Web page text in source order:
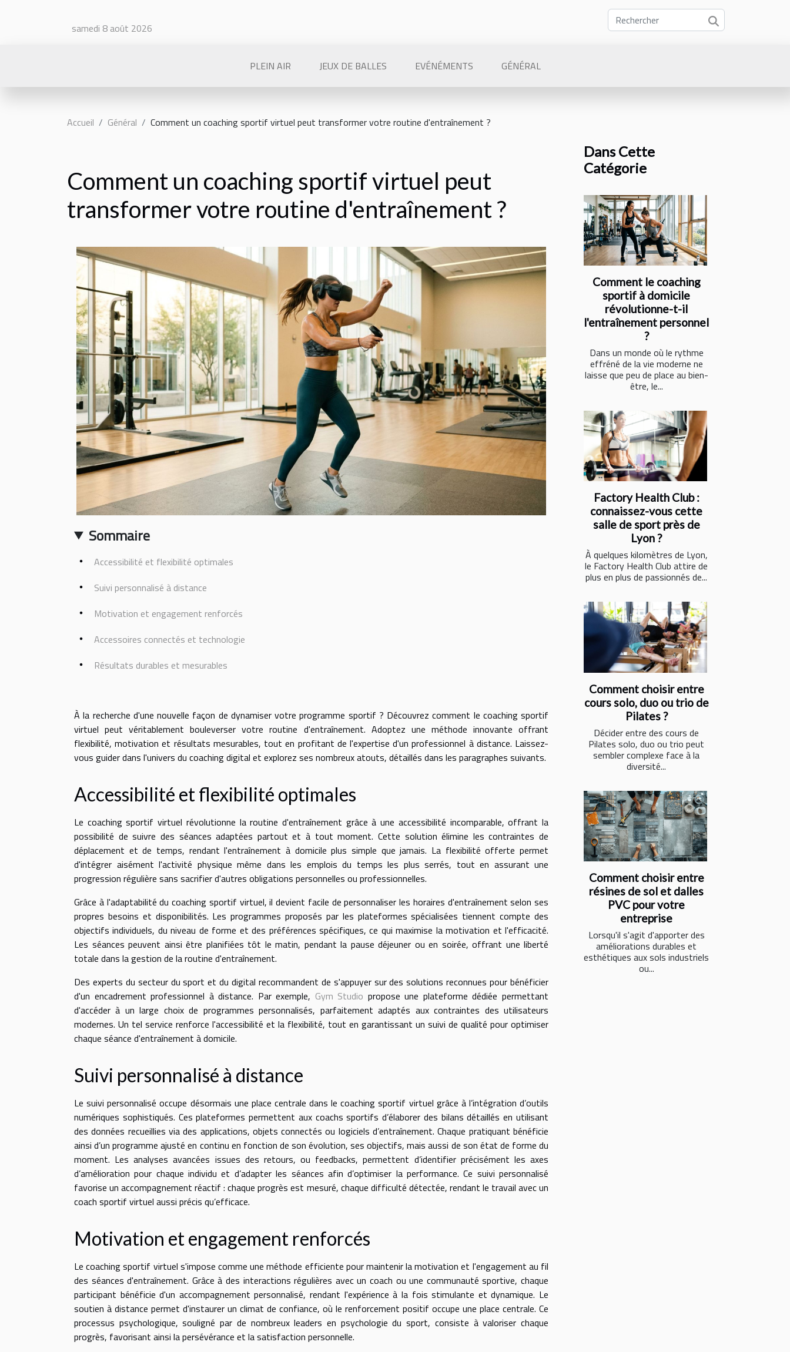
samedi 8 août 2026
PLEIN AIR JEUX DE BALLES EVÉNÉMENTS GÉNÉRAL
Accueil Général Comment un coaching sportif virtuel peut transformer votre routine d'entraînement ?
Comment un coaching sportif virtuel peut
transformer votre routine d'entraînement ?
Sommaire
Accessibilité et flexibilité optimales
Suivi personnalisé à distance
Motivation et engagement renforcés
Accessoires connectés et technologie
Résultats durables et mesurables
À la recherche d'une nouvelle façon de dynamiser votre programme sportif ? Découvrez comment le coaching sportif
virtuel peut véritablement bouleverser votre routine d'entraînement. Adoptez une méthode innovante offrant
flexibilité, motivation et résultats mesurables, tout en profitant de l'expertise d'un professionnel à distance. Laissez-
vous guider dans l'univers du coaching digital et explorez ses nombreux atouts, détaillés dans les paragraphes suivants.
Accessibilité et flexibilité optimales
Le coaching sportif virtuel révolutionne la routine d'entraînement grâce à une accessibilité incomparable, offrant la
possibilité de suivre des séances adaptées partout et à tout moment. Cette solution élimine les contraintes de
déplacement et de temps, rendant l'entraînement à domicile plus simple que jamais. La flexibilité offerte permet
d'intégrer aisément l'activité physique même dans les emplois du temps les plus serrés, tout en assurant une
progression régulière sans sacrifier d'autres obligations personnelles ou professionnelles.
Grâce à l'adaptabilité du coaching sportif virtuel, il devient facile de personnaliser les horaires d'entraînement selon ses
propres besoins et disponibilités. Les programmes proposés par les plateformes spécialisées tiennent compte des
objectifs individuels, du niveau de forme et des préférences spécifiques, ce qui maximise la motivation et l'efficacité.
Les séances peuvent ainsi être planifiées tôt le matin, pendant la pause déjeuner ou en soirée, offrant une liberté
totale dans la gestion de la routine d'entraînement.
Des experts du secteur du sport et du digital recommandent de s'appuyer sur des solutions reconnues pour bénéficier
d'un encadrement professionnel à distance. Par exemple, Gym Studio propose une plateforme dédiée permettant
d'accéder à un large choix de programmes personnalisés, parfaitement adaptés aux contraintes des utilisateurs
modernes. Un tel service renforce l'accessibilité et la flexibilité, tout en garantissant un suivi de qualité pour optimiser
chaque séance d'entraînement à domicile.
Suivi personnalisé à distance
Le suivi personnalisé occupe désormais une place centrale dans le coaching sportif virtuel grâce à l’intégration d’outils
numériques sophistiqués. Ces plateformes permettent aux coachs sportifs d’élaborer des bilans détaillés en utilisant
des données recueillies via des applications, objets connectés ou logiciels d’entraînement. Chaque pratiquant bénéficie
ainsi d’un programme ajusté en continu en fonction de son évolution, ses objectifs, mais aussi de son état de forme du
moment. Les analyses avancées issues des retours, ou feedbacks, permettent d’identifier précisément les axes
d’amélioration pour chaque individu et d’adapter les séances afin d’optimiser la performance. Ce suivi personnalisé
favorise un accompagnement réactif : chaque progrès est mesuré, chaque difficulté détectée, rendant le travail avec un
coach sportif virtuel aussi précis qu’efficace.
Motivation et engagement renforcés
Le coaching sportif virtuel s'impose comme une méthode efficiente pour maintenir la motivation et l'engagement au fil
des séances d'entraînement. Grâce à des interactions régulières avec un coach ou une communauté sportive, chaque
participant bénéficie d'un accompagnement personnalisé, rendant l'expérience à la fois stimulante et dynamique. Le
soutien à distance permet d'instaurer un climat de confiance, où le renforcement positif occupe une place centrale. Ce
processus psychologique, souligné par de nombreux leaders en psychologie du sport, consiste à valoriser chaque
progrès, favorisant ainsi la persévérance et la satisfaction personnelle.
Dans Cette
Catégorie
Comment le coaching
sportif à domicile
révolutionne-t-il
l'entraînement personnel
?
Dans un monde où le rythme
effréné de la vie moderne ne
laisse que peu de place au bien-
être, le...
Factory Health Club :
connaissez-vous cette
salle de sport près de
Lyon ?
À quelques kilomètres de Lyon,
le Factory Health Club attire de
plus en plus de passionnés de...
Comment choisir entre
cours solo, duo ou trio de
Pilates ?
Décider entre des cours de
Pilates solo, duo ou trio peut
sembler complexe face à la
diversité...
Comment choisir entre
résines de sol et dalles
PVC pour votre
entreprise
Lorsqu'il s'agit d'apporter des
améliorations durables et
esthétiques aux sols industriels
ou...